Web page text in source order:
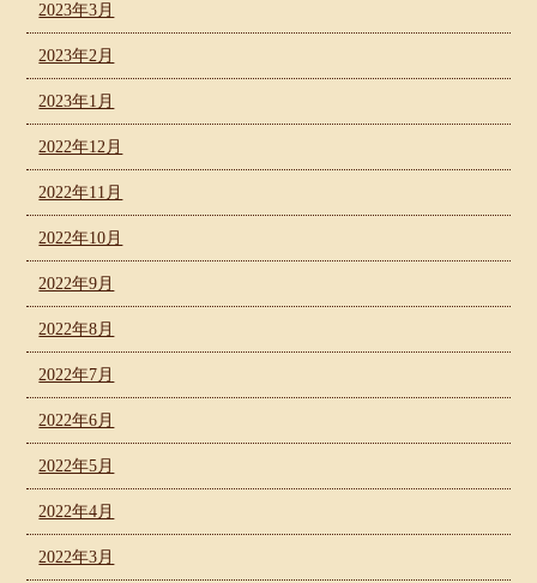
2023年3月
2023年2月
2023年1月
2022年12月
2022年11月
2022年10月
2022年9月
2022年8月
2022年7月
2022年6月
2022年5月
2022年4月
2022年3月